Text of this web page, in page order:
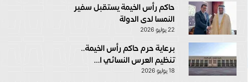
حاكم رأس الخيمة يستقبل سفير
النمسا لدى الدولة
22 يوليو 2026
برعاية حرم حاكم رأس الخيمة..
تنظيم العرس النسائي ا...
18 يوليو 2026